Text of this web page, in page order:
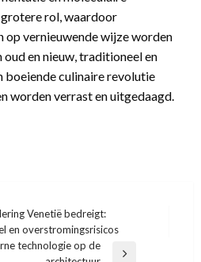
rol, waardoor
vernieuwende wijze worden
en nieuw, traditioneel en
boeiende culinaire revolutie
worden verrast en uitgedaagd.
Venetië bedreigt:
en overstromingsrisicos
technologie op de